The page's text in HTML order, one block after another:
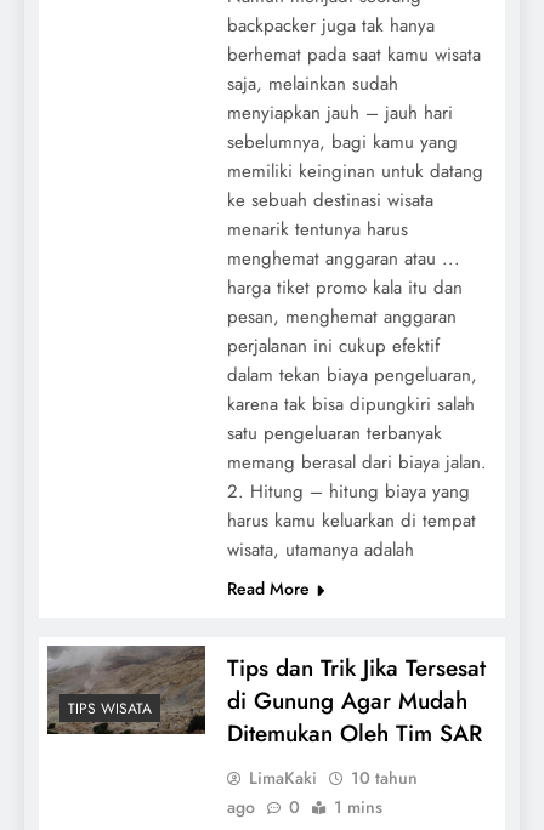
backpacker juga tak hanya
berhemat pada saat kamu wisata
saja, melainkan sudah
menyiapkan jauh – jauh hari
sebelumnya, bagi kamu yang
memiliki keinginan untuk datang
ke sebuah destinasi wisata
menarik tentunya harus
menghemat anggaran atau ...
harga tiket promo kala itu dan
pesan, menghemat anggaran
perjalanan ini cukup efektif
dalam tekan biaya pengeluaran,
karena tak bisa dipungkiri salah
satu pengeluaran terbanyak
memang berasal dari biaya jalan.
2. Hitung – hitung biaya yang
harus kamu keluarkan di tempat
wisata, utamanya adalah
Read More
TIPS WISATA
Tips dan Trik Jika Tersesat
di Gunung Agar Mudah
Ditemukan Oleh Tim SAR
LimaKaki
10 tahun
ago
0 1 mins